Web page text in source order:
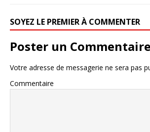
SOYEZ LE PREMIER À COMMENTER
Poster un Commentaire
Votre adresse de messagerie ne sera pas
Commentaire